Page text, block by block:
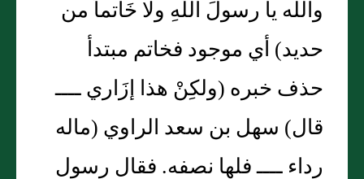
والله يا رسولَ اللَّهِ ولا خَاتماً من
حديد) أي موجود فخاتم مبتدأ
حذف خبره (ولكِنْ هذا إزَاري ــــ
قال) سهل بن سعد الراوي (ماله
رداء ــــ فلها نصفه. فقال رسول